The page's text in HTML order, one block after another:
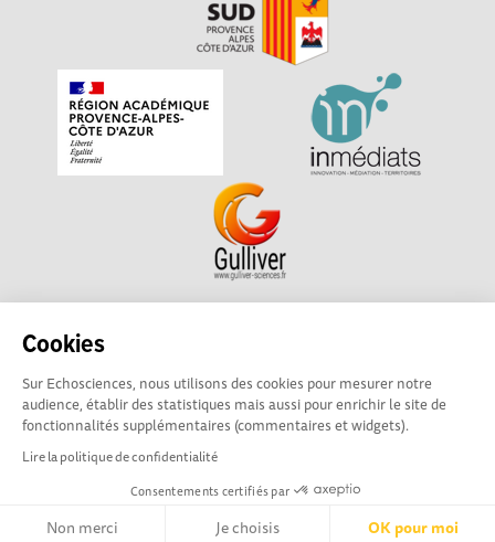
Cookies
Sur Echosciences, nous utilisons des cookies pour mesurer notre
audience, établir des statistiques mais aussi pour enrichir le site de
fonctionnalités supplémentaires (commentaires et widgets).
Lire la politique de confidentialité
Consentements certifiés par
Non merci Je choisis OK pour moi
Echosciences Sud Provence-Alpes-Côte d'Azur est à
académique pour la Recherche et l'Innovation Provence-
Alpes-Côte d'Azur. La plateforme est mise en oeuvre pour
vous parGulliver
Mentions légales|Politique de confidentialité
Ligne éditoriale